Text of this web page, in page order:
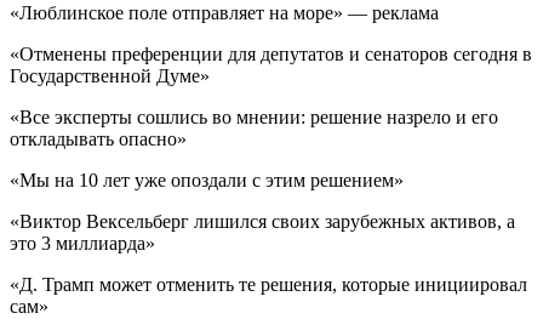
«Люблинское поле отправляет на море» — реклама
«Отменены преференции для депутатов и сенаторов сегодня в
Государственной Думе»
«Все эксперты сошлись во мнении: решение назрело и его
откладывать опасно»
«Мы на 10 лет уже опоздали с этим решением»
«Виктор Вексельберг лишился своих зарубежных активов, а
это 3 миллиарда»
«Д. Трамп может отменить те решения, которые инициировал
сам»